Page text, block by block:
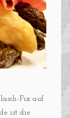
Fix auf
ist die